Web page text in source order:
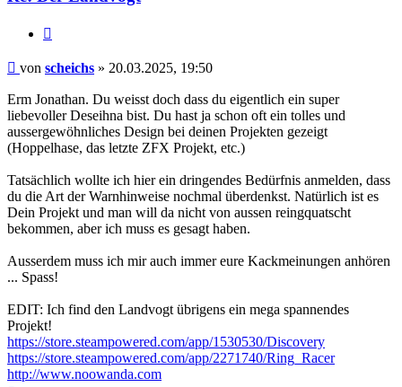
Beitrag
von scheichs » 20.03.2025, 19:50
Erm Jonathan. Du weisst doch dass du eigentlich ein super
liebevoller Deseihna bist. Du hast ja schon oft ein tolles und
aussergewöhnliches Design bei deinen Projekten gezeigt
(Hoppelhase, das letzte ZFX Projekt, etc.)
Tatsächlich wollte ich hier ein dringendes Bedürfnis anmelden, dass
du die Art der Warnhinweise nochmal überdenkst. Natürlich ist es
Dein Projekt und man will da nicht von aussen reingquatscht
bekommen, aber ich muss es gesagt haben.
Ausserdem muss ich mir auch immer eure Kackmeinungen anhören
... Spass!
EDIT: Ich find den Landvogt übrigens ein mega spannendes
Projekt!
https://store.steampowered.com/app/1530530/Discovery
https://store.steampowered.com/app/2271740/Ring_Racer
http://www.noowanda.com